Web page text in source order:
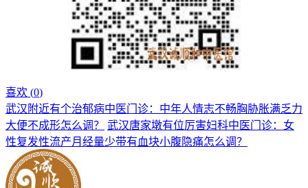
喜欢 (0)
武汉附近有个治郁病中医门诊：中年人情志不畅胸胁胀满乏力
大便不成形怎么调？
武汉唐家墩有位厉害妇科中医门诊：女
性复发性流产月经量少带有血块小腹隐痛怎么调？